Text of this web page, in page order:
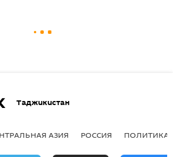
Таджикистан
АЗИЯ РОССИЯ ПОЛИТИКА